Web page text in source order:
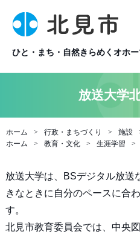
ひと・まち・自然きらめくオホ
放送大学
ホーム 行政・まちづくり 施設
ホーム
教育・文化 生涯学習
放送大学は、BSデジタル放送
きなときに自分のペースに合
す。
北見市教育委員会では、中央